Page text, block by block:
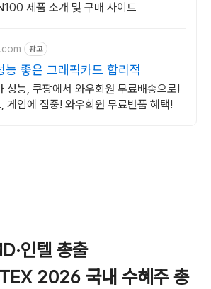
제품 소개 및 구매 사이트
광고
능 좋은 그래픽카드 합리적
성능, 쿠팡에서 와우회원 무료배송으로!
게임에 집중! 와우회원 무료반품 혜택!
인텔 총출
2026 국내 수혜주 총